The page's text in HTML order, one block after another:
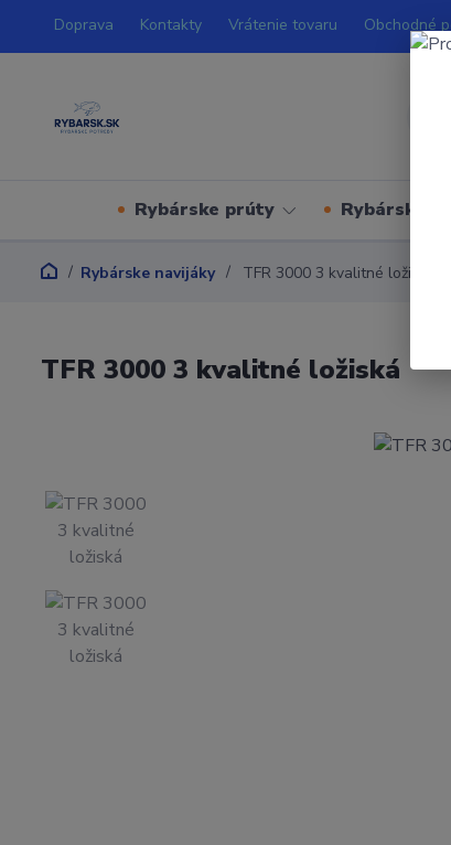
Doprava Kontakty Vrátenie tovaru Obchodné
Rybárske prúty Rybárske
Rybárske navijáky TFR 3000 3 kvalitné ložiská
TFR 3000 3 kvalitné ložiská